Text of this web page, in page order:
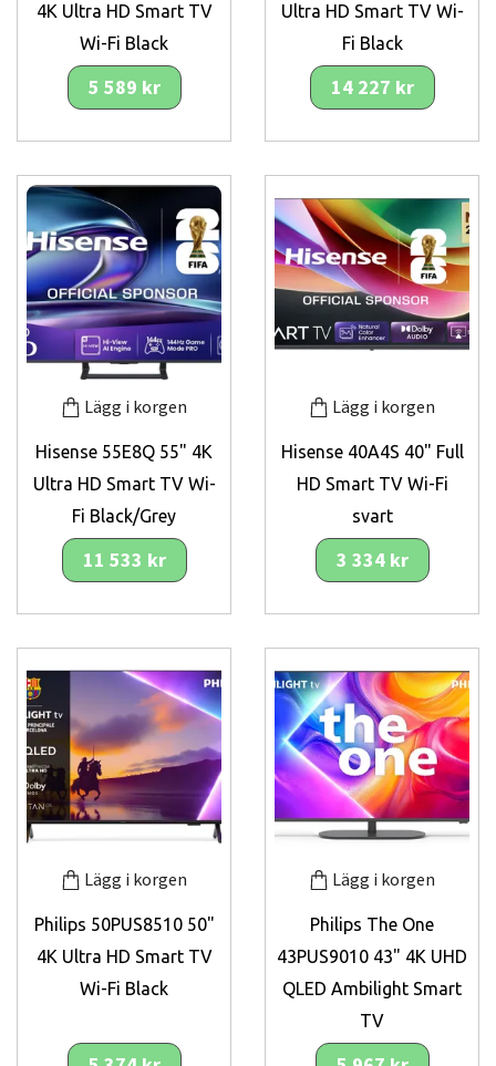
4K Ultra HD Smart TV
Wi-Fi Black
5 589 kr
Ultra HD Smart TV Wi-
Fi Black
14 227 kr
Lägg i korgen
Hisense 55E8Q 55" 4K
Ultra HD Smart TV Wi-
Fi Black/Grey
11 533 kr
Lägg i korgen
Hisense 40A4S 40" Full
HD Smart TV Wi-Fi
svart
3 334 kr
Lägg i korgen
Philips 50PUS8510 50"
4K Ultra HD Smart TV
Wi-Fi Black
Lägg i korgen
Philips The One
43PUS9010 43" 4K UHD
QLED Ambilight Smart
TV